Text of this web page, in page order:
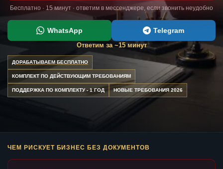
Бесплатно · 15 минут · ответим в мессенджере, если звонить неудобно
WhatsApp Telegram
Ответим за ~15 минут
ДОРАБАТЫВАЕМ БЕСПЛАТНО
КОМПЛЕКТ ПО ДЕЙСТВУЮЩИМ ТРЕБОВАНИЯМ
ПОДДЕРЖКА ПО КОМПЛЕКТУ - 1 ГОД НОВЫЕ ТРЕБОВАНИЯ 2026
ЧЕМ РИСКУЕТ БИЗНЕС БЕЗ ДОКУМЕНТОВ